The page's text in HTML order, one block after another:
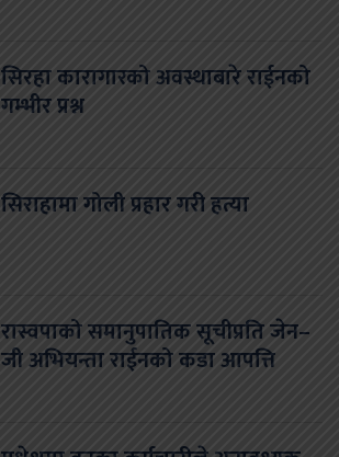
सिरहा कारागारको अवस्थाबारे राईनको
गम्भीर प्रश्न
सिराहामा गोली प्रहार गरी हत्या
रास्वपाको समानुपातिक सूचीप्रति जेन–
जी अभियन्ता राईनको कडा आपत्ति